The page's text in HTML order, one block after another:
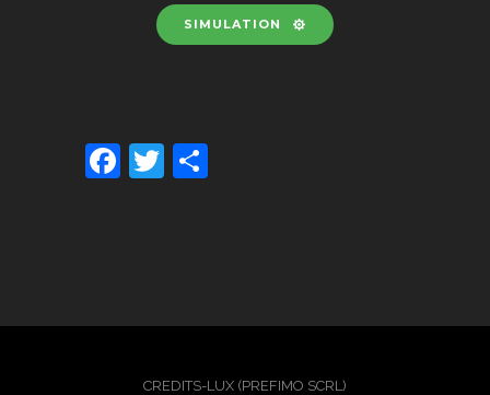
SIMULATION
Facebook
Twitter
CREDITS-LUX (PREFIMO SCRL)